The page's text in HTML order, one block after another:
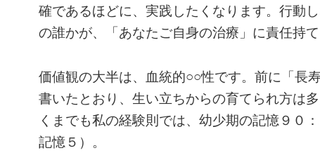
確であるほどに、実践したくなります。行動
の誰かが、「あなたご自身の治療」に責任持て
価値観の大半は、血統的○○性です。前に「長
書いたとおり、生い立ちからの育てられ方は
くまでも私の経験則では、幼少期の記憶９０
記憶５）。